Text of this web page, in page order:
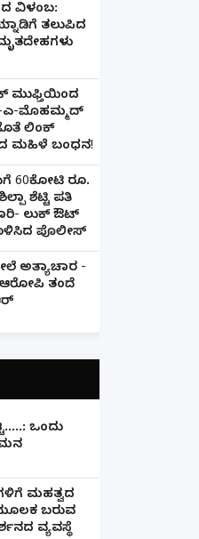
ವಿಳಂಬ:
ತಲುಪಿದ
ಮುಫ್ತಿಯಿಂದ
ಎ-ಮೊಹಮ್ಮದ್
ಲಿಂಕ್
ಮಹಿಳೆ ಬಂಧನ!
60ಕೋಟಿ ರೂ.
ಶೆಟ್ಟಿ ಪತಿ
ಲುಕ್ ಔಟ್
ಪೊಲೀಸ್
ಅತ್ಯಾಚಾರ -
ತಂದೆ
ಒಂದು
ಮಹತ್ವದ
ಬರುವ
ವ್ಯವಸ್ಥೆ